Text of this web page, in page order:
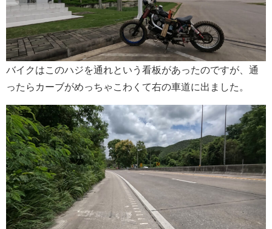
バイクはこのハジを通れという看板があったのですが、通
ったらカーブがめっちゃこわくて右の車道に出ました。